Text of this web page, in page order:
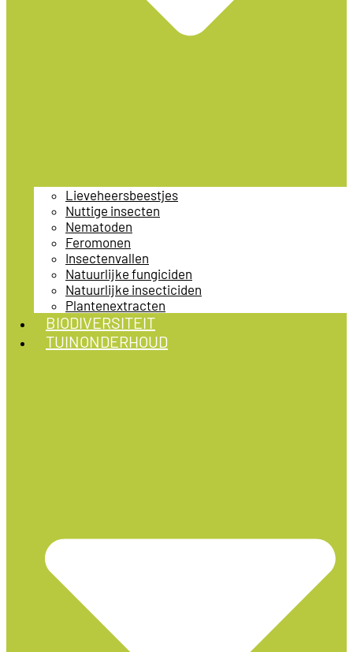
Lieveheersbeestjes
Nuttige insecten
Nematoden
Feromonen
Insectenvallen
Natuurlijke fungiciden
Natuurlijke insecticiden
Plantenextracten
BIODIVERSITEIT
TUINONDERHOUD